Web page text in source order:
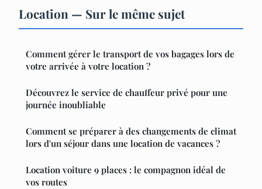
Location — Sur le même sujet
Comment gérer le transport de vos bagages lors de
votre arrivée à votre location ?
Découvrez le service de chauffeur privé pour une
journée inoubliable
Comment se préparer à des changements de climat
lors d'un séjour dans une location de vacances ?
Location voiture 9 places : le compagnon idéal de
vos routes